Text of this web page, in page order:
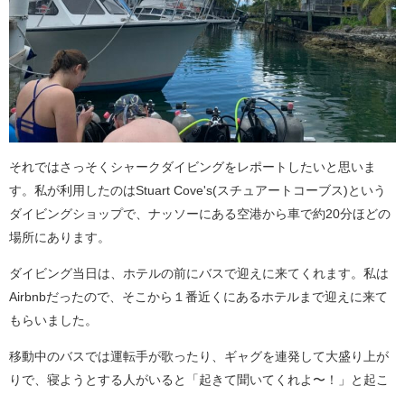
それではさっそくシャークダイビングをレポートしたいと思いま
す。私が利用したのはStuart Cove's(スチュアートコーブス)という
ダイビングショップで、ナッソーにある空港から車で約20分ほどの
場所にあります。
ダイビング当日は、ホテルの前にバスで迎えに来てくれます。私は
Airbnbだったので、そこから１番近くにあるホテルまで迎えに来て
もらいました。
移動中のバスでは運転手が歌ったり、ギャグを連発して大盛り上が
りで、寝ようとする人がいると「起きて聞いてくれよ〜！」と起こ